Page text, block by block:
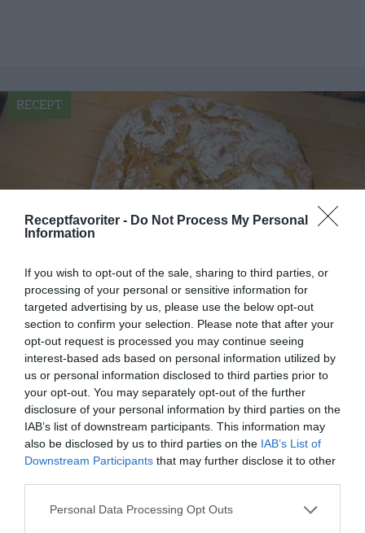
Receptfavoriter - Do Not Process My Personal
Information
If you wish to opt-out of the sale, sharing to third parties, or
processing of your personal or sensitive information for
targeted advertising by us, please use the below opt-out
section to confirm your selection. Please note that after your
opt-out request is processed you may continue seeing
interest-based ads based on personal information utilized by
us or personal information disclosed to third parties prior to
your opt-out. You may separately opt-out of the further
disclosure of your personal information by third parties on the
IAB’s list of downstream participants. This information may
also be disclosed by us to third parties on the IAB’s List of
Downstream Participants that may further disclose it to other
Personal Data Processing Opt Outs
Surdegsbröd och surdeg
Bröd bakat med surdeg blir gott, nyttigt, har lågt gi,
håller längre och smakar mer. Går bra att frysa...
RECEPT